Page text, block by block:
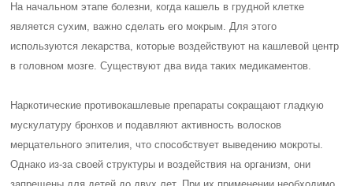
На начальном этапе болезни, когда кашель в грудной клетке
является сухим, важно сделать его мокрым. Для этого
используются лекарства, которые воздействуют на кашлевой центр
в головном мозге. Существуют два вида таких медикаментов.
Наркотические противокашлевые препараты сокращают гладкую
мускулатуру бронхов и подавляют активность волосков
мерцательного эпителия, что способствует выведению мокроты.
Однако из-за своей структуры и воздействия на организм, они